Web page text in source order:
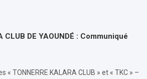
CLUB DE YAOUNDÉ : Communiqué
« TONNERRE KALARA CLUB » et « TKC » –